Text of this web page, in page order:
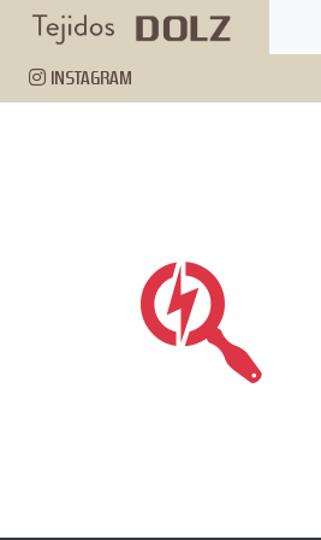
INSTAGRAM